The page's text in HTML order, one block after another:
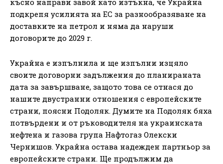
подкрепя усилията на ЕС за разнообразяване на
доставките на петрол и няма да наруши
договорите до 2029 г.
Украйна е изпълнила и ще изпълни изцяло
своите договорни задължения до планираната
дата за завършване, защото това се отнася до
нашите двустранни отношения с европейските
страни, поясни Подоляк. Думите на Подоляк бяха
потвърдени и от ръководителя на украинската
нефтена и газова група Нафтогаз Олекски
Чернишов. Украйна остава надежден партньор за
европейските страни. Ще продължим да